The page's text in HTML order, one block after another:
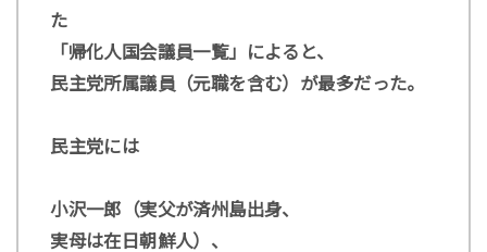
た
「帰化人国会議員一覧」によると、
民主党所属議員（元職を含む）が最多だった。
民主党には
小沢一郎（実父が済州島出身、
実母は在日朝鮮人）、